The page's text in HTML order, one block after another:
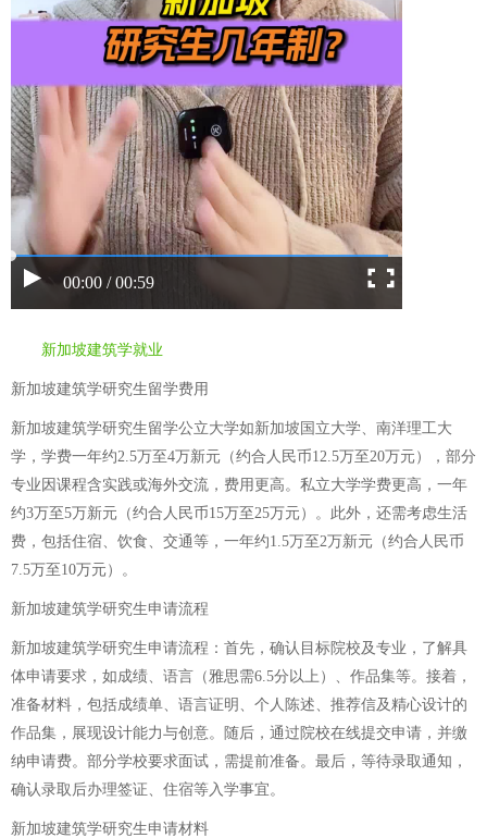
00:00 / 00:59
新加坡建筑学就业
新加坡建筑学研究生留学费用
新加坡建筑学研究生留学公立大学如新加坡国立大学、南洋理工大
学，学费一年约2.5万至4万新元（约合人民币12.5万至20万元），部分
专业因课程含实践或海外交流，费用更高。私立大学学费更高，一年
约3万至5万新元（约合人民币15万至25万元）。此外，还需考虑生活
费，包括住宿、饮食、交通等，一年约1.5万至2万新元（约合人民币
7.5万至10万元）。
新加坡建筑学研究生申请流程
新加坡建筑学研究生申请流程：首先，确认目标院校及专业，了解具
体申请要求，如成绩、语言（雅思需6.5分以上）、作品集等。接着，
准备材料，包括成绩单、语言证明、个人陈述、推荐信及精心设计的
作品集，展现设计能力与创意。随后，通过院校在线提交申请，并缴
纳申请费。部分学校要求面试，需提前准备。最后，等待录取通知，
确认录取后办理签证、住宿等入学事宜。
新加坡建筑学研究生申请材料